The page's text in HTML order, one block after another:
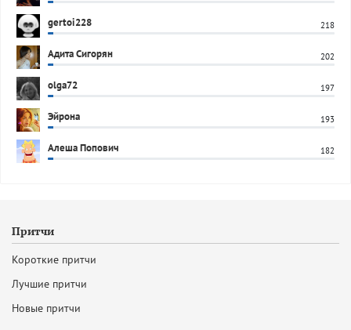
gertoi228 218
Адита Сигорян 202
olga72 197
Эйрона 193
Алеша Попович 182
Притчи
Короткие притчи
Лучшие притчи
Новые притчи